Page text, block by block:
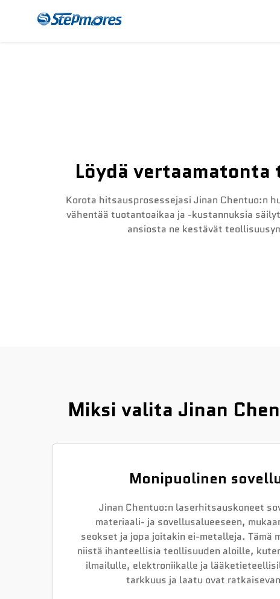
Löydä
Korota hitsausprosessejasi Jinan Chentuo:n
vähentää tuotantoaikaa ja -kustannuksia
ansiosta ne kestävät
Miksi valita Jinan
Monipuolinen
Jinan Chentuo:n laserhitsauskoneet
materiaali- ja sovellusalueeseen,
seokset ja jopa joitakin ei-metalleja. Tämä
niistä ihanteellisia teollisuuden aloille,
ilmailulle, elektroniikalle ja
tarkkuus ja laatu ovat